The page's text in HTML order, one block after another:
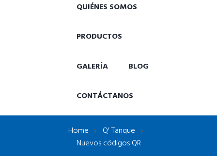
QUIÉNES SOMOS
PRODUCTOS
GALERÍA BLOG
CONTÁCTANOS
Home
Q' Tanque
Nuevos códigos QR